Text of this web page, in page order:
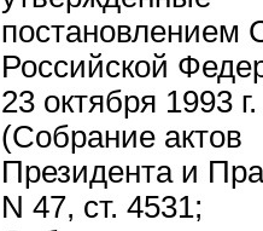
постановлением
Российской
23 октября 1993
(Собрание актов
Президента и
N 47, ст. 4531;